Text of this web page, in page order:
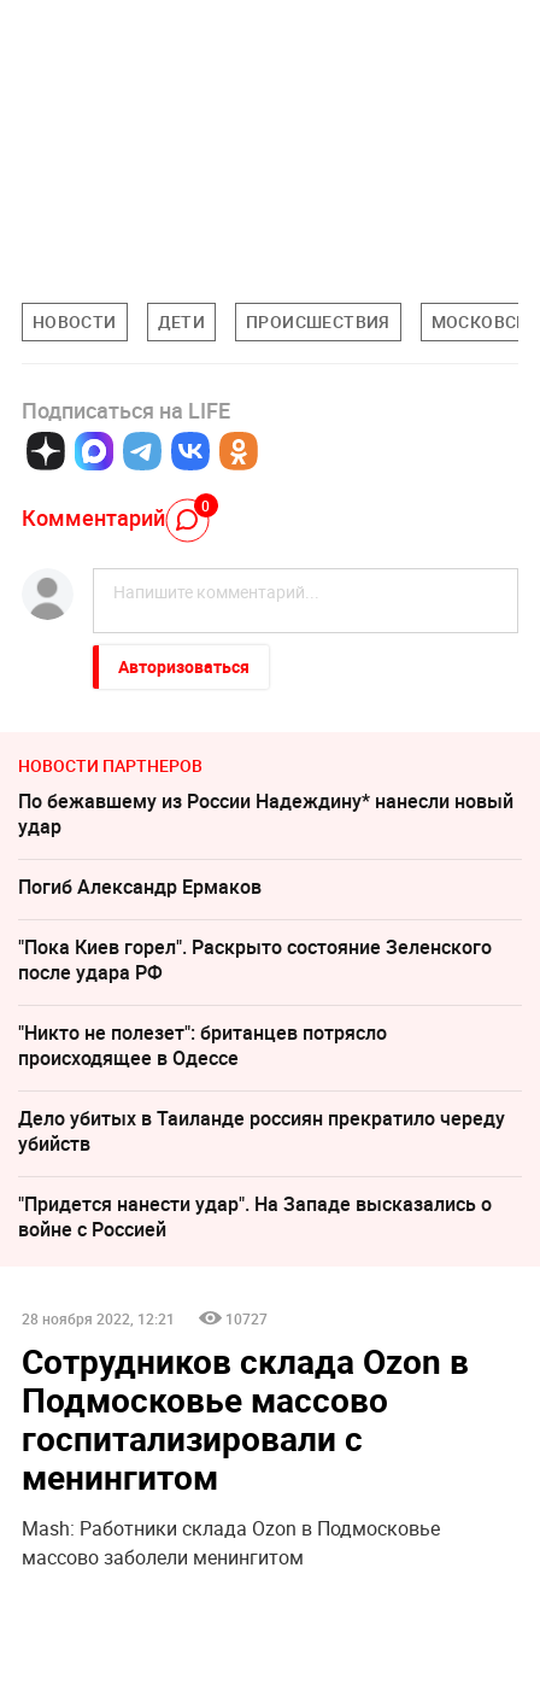
НОВОСТИ ДЕТИ ПРОИСШЕСТВИЯ
Подписаться на LIFE
Комментарий 0
Авторизоваться
НОВОСТИ ПАРТНЕРОВ
По бежавшему из России Надеждину* нанесли новый
удар
Погиб Александр Ермаков
"Пока Киев горел". Раскрыто состояние Зеленского
после удара РФ
"Никто не полезет": британцев потрясло
происходящее в Одессе
Дело убитых в Таиланде россиян прекратило череду
убийств
"Придется нанести удар". На Западе высказались о
войне с Россией
28 ноября 2022, 12:21 10727
Сотрудников склада Ozon в
Подмосковье массово
госпитализировали с
менингитом
Mash: Работники склада Ozon в Подмосковье
массово заболели менингитом